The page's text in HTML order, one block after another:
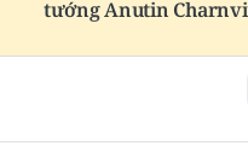
tướng Anutin